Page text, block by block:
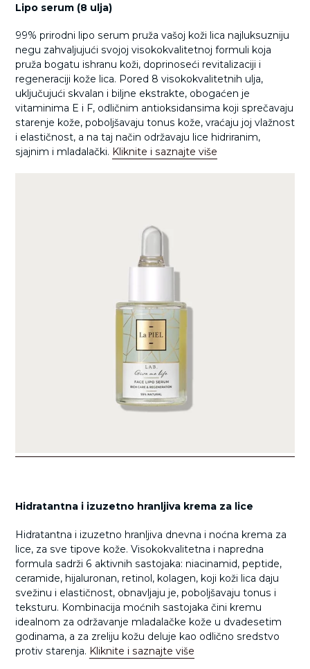
Lipo serum (8 ulja)
99% prirodni lipo serum pruža vašoj koži lica najluksuzniju
negu zahvaljujući svojoj visokokvalitetnoj formuli koja
pruža bogatu ishranu koži, doprinoseći revitalizaciji i
regeneraciji kože lica. Pored 8 visokokvalitetnih ulja,
uključujući skvalan i biljne ekstrakte, obogaćen je
vitaminima E i F, odličnim antioksidansima koji sprečavaju
starenje kože, poboljšavaju tonus kože, vraćaju joj vlažnost
i elastičnost, a na taj način održavaju lice hidriranim,
sjajnim i mladalački. Kliknite i saznajte više
Hidratantna i izuzetno hranljiva krema za lice
Hidratantna i izuzetno hranljiva dnevna i noćna krema za
lice, za sve tipove kože. Visokokvalitetna i napredna
formula sadrži 6 aktivnih sastojaka: niacinamid, peptide,
ceramide, hijaluronan, retinol, kolagen, koji koži lica daju
svežinu i elastičnost, obnavljaju je, poboljšavaju tonus i
teksturu. Kombinacija moćnih sastojaka čini kremu
idealnom za održavanje mladalačke kože u dvadesetim
godinama, a za zreliju kožu deluje kao odlično sredstvo
protiv starenja. Kliknite i saznajte više